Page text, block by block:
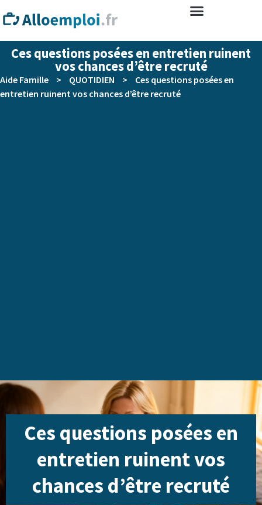
Ces questions posées en entretien ruinent
vos chances d’être recruté
Aide Famille > QUOTIDIEN >
Ces questions posées en
entretien ruinent vos chances d’être recruté
Ces questions posées en
entretien ruinent vos
chances d’être recruté